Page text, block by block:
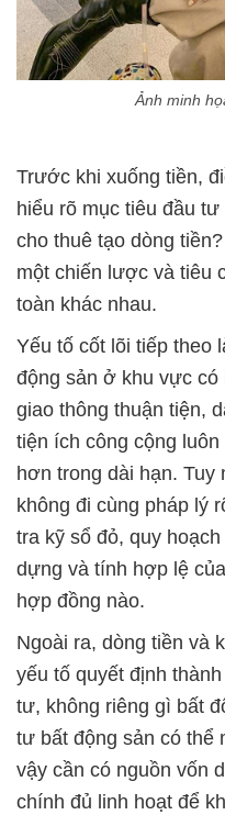
Ảnh minh
Trước khi xuống tiền,
hiểu rõ mục tiêu đầu
cho thuê tạo dòng
một chiến lược và tiêu
toàn khác nhau.
Yếu tố cốt lõi tiếp theo
động sản ở khu vực có
giao thông thuận tiện,
tiện ích công cộng
hơn trong dài hạn. Tuy
không đi cùng pháp lý
tra kỹ sổ đỏ, quy
dựng và tính hợp lệ
hợp đồng nào.
Ngoài ra, dòng tiền và
yếu tố quyết định
tư, không riêng gì bất
tư bất động sản có thể
vậy cần có nguồn vốn
chính đủ linh hoạt để